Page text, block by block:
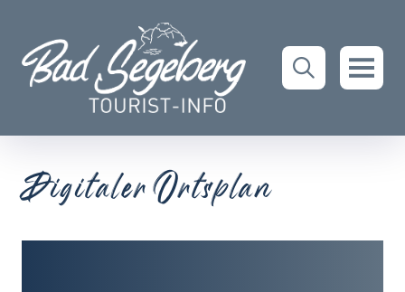
Digitaler Ortsplan